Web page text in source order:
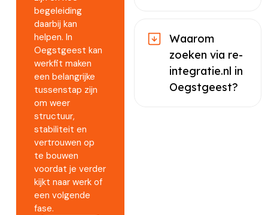
begeleiding
daarbij kan
helpen. In
Oegstgeest kan
werkfit maken
een belangrijke
tussenstap zijn
om weer
structuur,
stabiliteit en
vertrouwen op
te bouwen
voordat je verder
kijkt naar werk of
een volgende
fase.
Waarom
zoeken via re-
integratie.nl in
Oegstgeest?